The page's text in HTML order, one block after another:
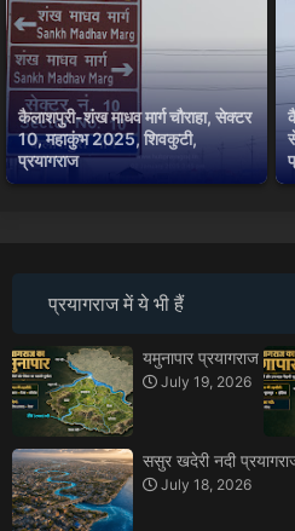
कैलाशपुरी-शंख माधव मार्ग चौराहा, सेक्टर
10, महाकुंभ 2025, शिवकुटी,
प्रयागराज
प्रयागराज में ये भी हैं
यमुनापार प्रयागराज
July 19, 2026
ससुर खदेरी नदी
July 18, 2026